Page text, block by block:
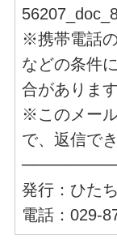
※携帯電話
などの条件
合があります
※このメー
で、返信で
発行：ひた
電話：029-